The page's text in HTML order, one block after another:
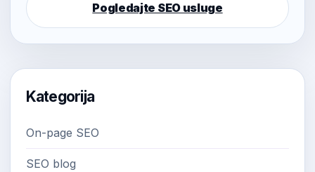
Pogledajte SEO usluge
Kategorija
On-page SEO
SEO blog